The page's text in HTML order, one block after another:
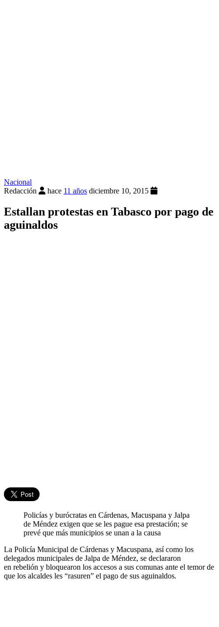
Nacional
Redacción
hace 11 años diciembre 10, 2015
Estallan protestas en Tabasco por pago de
aguinaldos
Policías y burócratas en Cárdenas, Macuspana y Jalpa
de Méndez exigen que se les pague esa prestación; se
prevé que más municipios se unan a la causa
La Policía Municipal de Cárdenas y Macuspana, así como los
delegados municipales de Jalpa de Méndez, se declararon
en rebelión y bloquearon los accesos a sus comunas ante el temor de
que los alcaldes les “rasuren” el pago de sus aguinaldos.